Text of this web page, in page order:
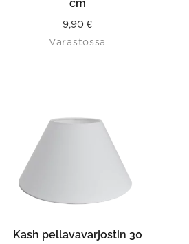
cm
9,90 €
Varastossa
Kash pellavavarjostin 30